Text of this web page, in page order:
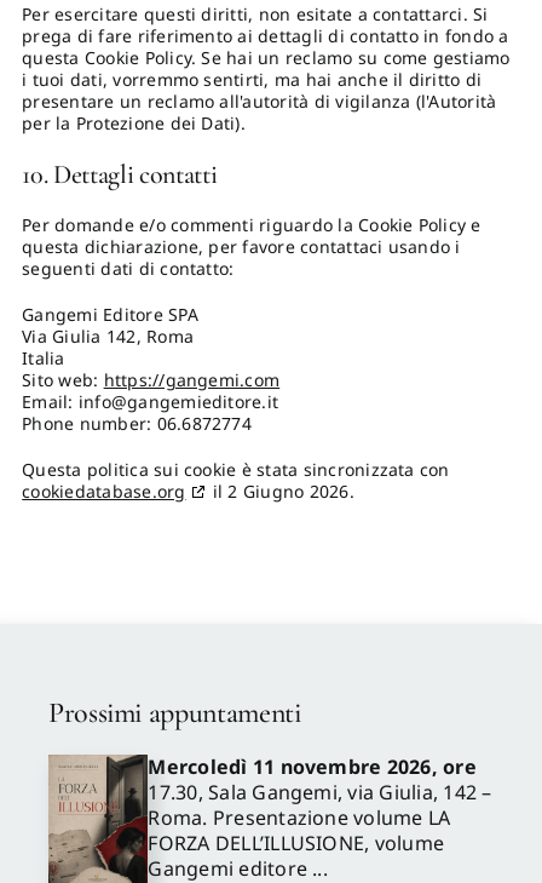
Per esercitare questi diritti, non esitate a contattarci. Si
prega di fare riferimento ai dettagli di contatto in fondo a
questa Cookie Policy. Se hai un reclamo su come gestiamo
i tuoi dati, vorremmo sentirti, ma hai anche il diritto di
presentare un reclamo all'autorità di vigilanza (l'Autorità
per la Protezione dei Dati).
10. Dettagli contatti
Per domande e/o commenti riguardo la Cookie Policy e
questa dichiarazione, per favore contattaci usando i
seguenti dati di contatto:
Gangemi Editore SPA
Via Giulia 142, Roma
Italia
Sito web: https://gangemi.com
Email: info@gangemieditore.it
Phone number: 06.6872774
Questa politica sui cookie è stata sincronizzata con
cookiedatabase.org
il 2 Giugno 2026.
Prossimi appuntamenti
Mercoledì 11 novembre 2026, ore
17.30, Sala Gangemi, via Giulia, 142 –
Roma. Presentazione volume LA
FORZA DELL’ILLUSIONE, volume
Gangemi editore ...